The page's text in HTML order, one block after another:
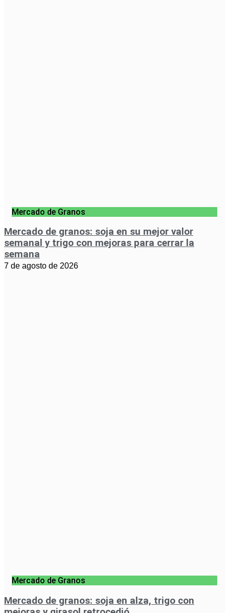
Mercado de Granos
Mercado de granos: soja en su mejor valor
semanal y trigo con mejoras para cerrar la
semana
7 de agosto de 2026
Mercado de Granos
Mercado de granos: soja en alza, trigo con